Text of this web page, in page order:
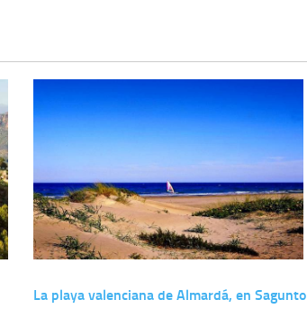
La playa valenciana de Almardá, en Sagunto